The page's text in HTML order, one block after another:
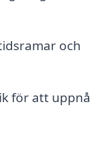
och
för att uppnå